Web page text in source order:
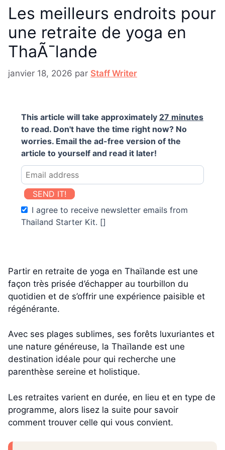
Les meilleurs endroits pour
une retraite de yoga en
ThaÃ¯lande
janvier 18, 2026 par Staff Writer
This article will take approximately 27 minutes
to read. Don't have the time right now? No
worries. Email the ad-free version of the
article to yourself and read it later!
SEND IT!
I agree to receive newsletter emails from
Thailand Starter Kit. []
Partir en retraite de yoga en Thaïlande est une
façon très prisée d’échapper au tourbillon du
quotidien et de s’offrir une expérience paisible et
régénérante.
Avec ses plages sublimes, ses forêts luxuriantes et
une nature généreuse, la Thaïlande est une
destination idéale pour qui recherche une
parenthèse sereine et holistique.
Les retraites varient en durée, en lieu et en type de
programme, alors lisez la suite pour savoir
comment trouver celle qui vous convient.